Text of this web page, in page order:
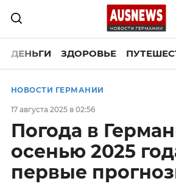
ДЕНЬГИ ЗДОРОВЬЕ
НОВОСТИ ГЕРМАНИИ
17 августа 2025 в 02:56
Погода в
осенью 2025
первые